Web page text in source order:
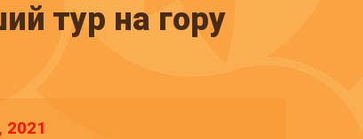
тур на гору
2021